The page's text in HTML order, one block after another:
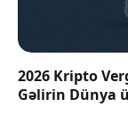
2026 Kripto
Gəlirin Dünya